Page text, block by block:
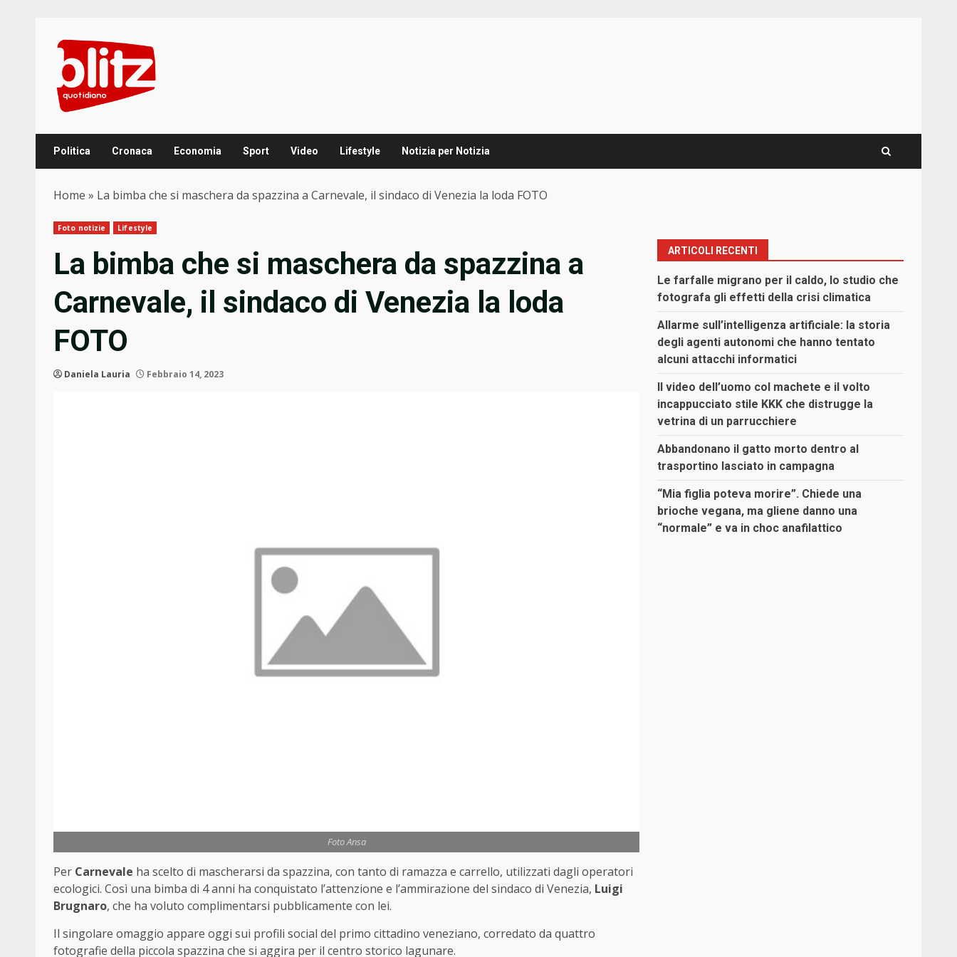
content
Politica Cronaca Economia Sport Video Lifestyle Notizia per Notizia
Home » La bimba che si maschera da spazzina a Carnevale, il sindaco di Venezia la loda FOTO
Foto notizie Lifestyle
La bimba che si maschera da spazzina a
Carnevale, il sindaco di Venezia la loda
FOTO
Daniela Lauria Febbraio 14, 2023
Foto Ansa
Per Carnevale ha scelto di mascherarsi da spazzina, con tanto di ramazza e carrello, utilizzati dagli operatori
ecologici. Così una bimba di 4 anni ha conquistato l’attenzione e l’ammirazione del sindaco di Venezia, Luigi
Brugnaro, che ha voluto complimentarsi pubblicamente con lei.
Il singolare omaggio appare oggi sui profili social del primo cittadino veneziano, corredato da quattro
fotografie della piccola spazzina che si aggira per il centro storico lagunare.
ARTICOLI RECENTI
Le farfalle migrano per il caldo, lo studio che
fotografa gli effetti della crisi climatica
Allarme sull’intelligenza artificiale: la storia
degli agenti autonomi che hanno tentato
alcuni attacchi informatici
Il video dell’uomo col machete e il volto
incappucciato stile KKK che distrugge la
vetrina di un parrucchiere
Abbandonano il gatto morto dentro al
trasportino lasciato in campagna
“Mia figlia poteva morire”. Chiede una
brioche vegana, ma gliene danno una
“normale” e va in choc anafilattico